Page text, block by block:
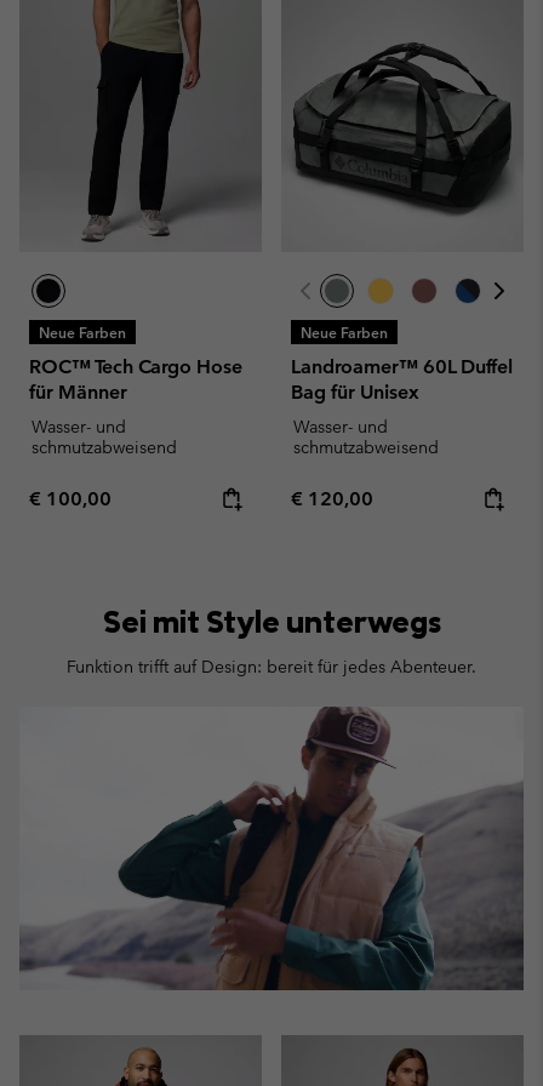
Neue Farben
ROC™ Tech Cargo Hose
für Männer
Wasser- und
schmutzabweisend
Regular price:
€ 100,00
Neue Farben
Landroamer™ 60L Duffel
Bag für Unisex
Wasser- und
schmutzabweisend
Regular price:
€ 120,00
Sei mit Style unterwegs
Funktion trifft auf Design: bereit für jedes Abenteuer.